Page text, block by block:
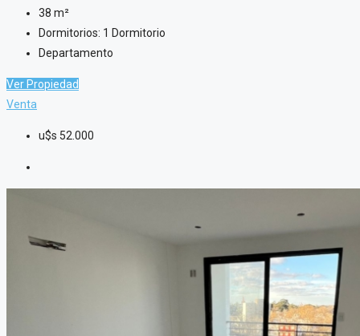
38 m²
Dormitorios: 1 Dormitorio
Departamento
Ver Propiedad
Venta
u$s 52.000